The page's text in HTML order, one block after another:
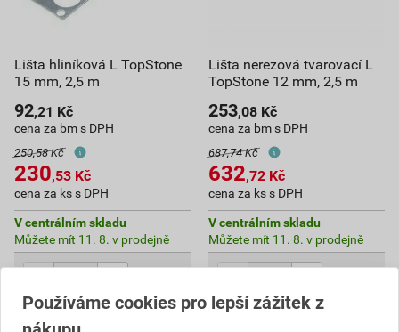
Lišta hliníková L TopStone
15 mm, 2,5 m
92,21 Kč
cena za bm s DPH
250,58 Kč
230,53 Kč
cena za ks s DPH
V centrálním skladu
Můžete mít 11. 8. v prodejně
Do košíku
Lišta nerezová tvarovací L
TopStone 12 mm, 2,5 m
253,08 Kč
cena za bm s DPH
687,74 Kč
632,72 Kč
cena za ks s DPH
V centrálním skladu
Můžete mít 11. 8. v prodejně
Používáme cookies pro lepší zážitek z